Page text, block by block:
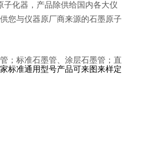
化器，产品除供给国内各大仪
您与仪器原厂商来源的石墨原子
；标准石墨管、涂层石墨管；直
标准通用型号产品可来图来样定